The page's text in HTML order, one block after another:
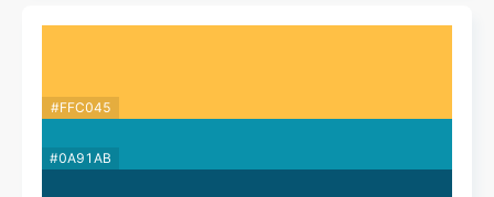
#FFC045
#0A91AB